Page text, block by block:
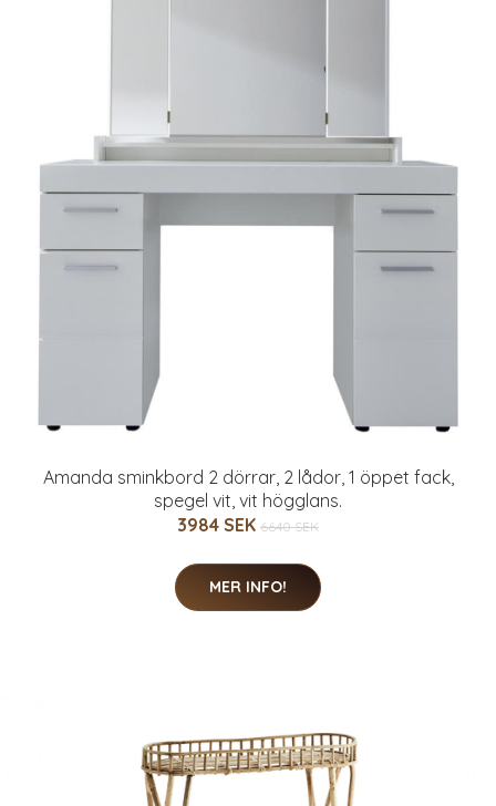
Amanda sminkbord 2 dörrar, 2 lådor, 1 öppet fack,
spegel vit, vit högglans.
3984 SEK 6640 SEK
MER INFO!